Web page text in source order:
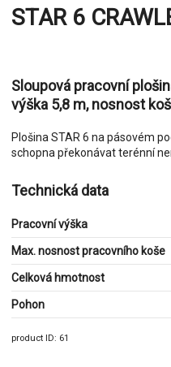
STAR 6
Sloupová pracovní
výška 5,8 m, nosnost
Plošina STAR 6 na pásovém
schopna překonávat terénní
Technická data
Pracovní výška
Max. nosnost pracovního koše
Celková hmotnost
Pohon
product ID: 61